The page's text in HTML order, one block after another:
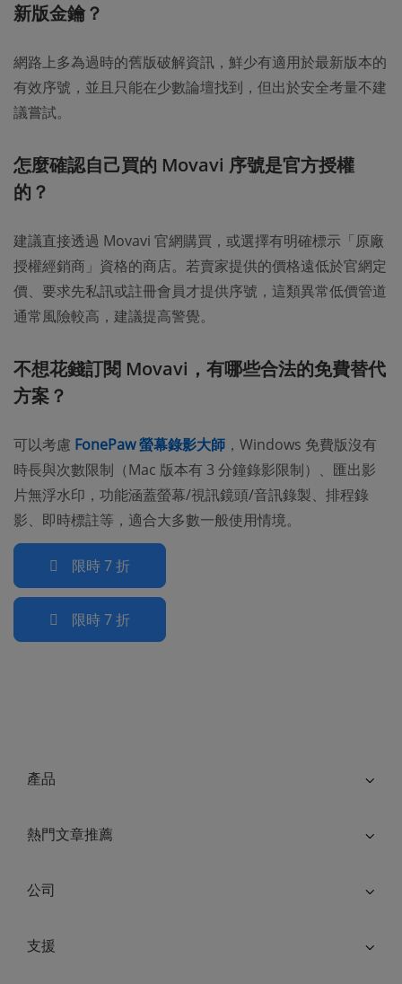
新版金鑰？
網路上多為過時的舊版破解資訊，鮮少有適用於最新版本的
有效序號，並且只能在少數論壇找到，但出於安全考量不建
議嘗試。
怎麼確認自己買的 Movavi 序號是官方授權
的？
建議直接透過 Movavi 官網購買，或選擇有明確標示「原廠
授權經銷商」資格的商店。若賣家提供的價格遠低於官網定
價、要求先私訊或註冊會員才提供序號，這類異常低價管道
通常風險較高，建議提高警覺。
不想花錢訂閱 Movavi，有哪些合法的免費替代
方案？
可以考慮 FonePaw 螢幕錄影大師 ，Windows 免費版沒有
時長與次數限制（Mac 版本有 3 分鐘錄影限制）、匯出影
片無浮水印，功能涵蓋螢幕/視訊鏡頭/音訊錄製、排程錄
影、即時標註等，適合大多數一般使用情境。
限時 7 折
限時 7 折
產品
熱門文章推薦
公司
支援